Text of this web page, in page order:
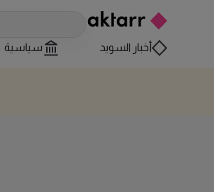
أخبار السويد سياسية